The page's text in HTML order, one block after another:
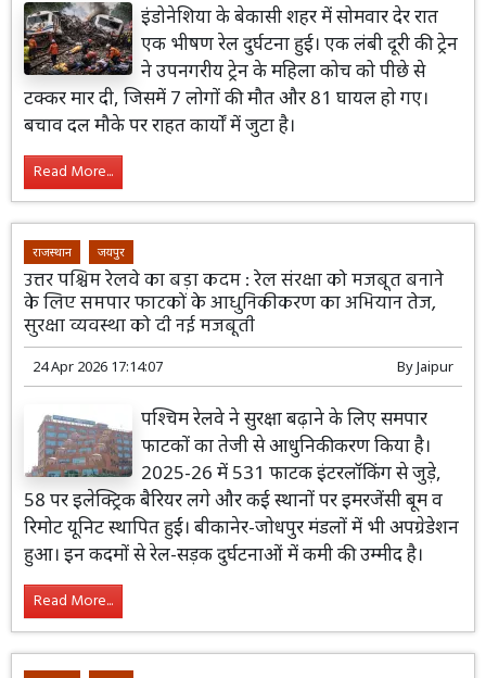
इंडोनेशिया के बेकासी शहर में सोमवार देर रात
एक भीषण रेल दुर्घटना हुई। एक लंबी दूरी की ट्रेन
ने उपनगरीय ट्रेन के महिला कोच को पीछे से
टक्कर मार दी, जिसमें 7 लोगों की मौत और 81 घायल हो गए।
बचाव दल मौके पर राहत कार्यों में जुटा है।
Read More...
राजस्थान जयपुर
उत्तर पश्चिम रेलवे का बड़ा कदम : रेल संरक्षा को मजबूत बनाने
के लिए समपार फाटकों के आधुनिकीकरण का अभियान तेज,
सुरक्षा व्यवस्था को दी नई मजबूती
24 Apr 2026 17:14:07 ByJaipur
पश्चिम रेलवे ने सुरक्षा बढ़ाने के लिए समपार
फाटकों का तेजी से आधुनिकीकरण किया है।
2025-26 में 531 फाटक इंटरलॉकिंग से जुड़े,
58 पर इलेक्ट्रिक बैरियर लगे और कई स्थानों पर इमरजेंसी बूम व
रिमोट यूनिट स्थापित हुईं। बीकानेर-जोधपुर मंडलों में भी अपग्रेडेशन
हुआ। इन कदमों से रेल-सड़क दुर्घटनाओं में कमी की उम्मीद है।
Read More...